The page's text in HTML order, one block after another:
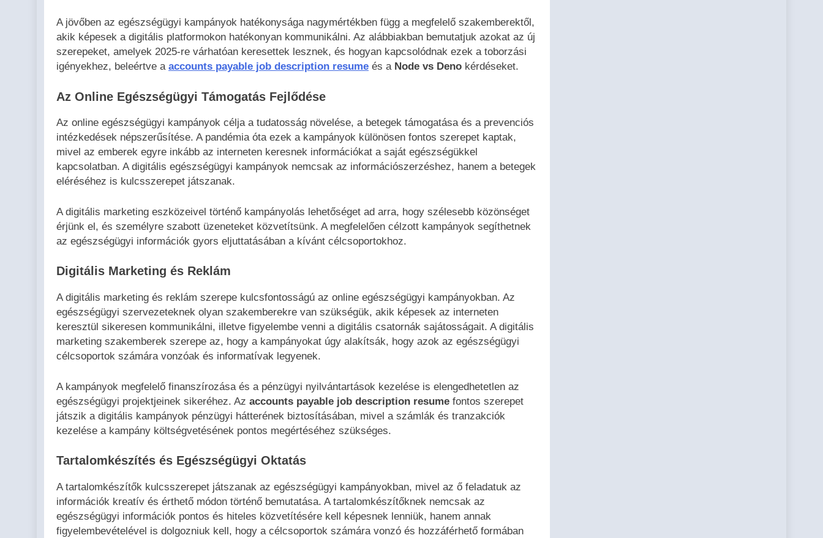
A jövőben az egészségügyi kampányok hatékonysága nagymértékben függ a megfelelő szakemberektől,
akik képesek a digitális platformokon hatékonyan kommunikálni. Az alábbiakban bemutatjuk azokat az új
szerepeket, amelyek 2025-re várhatóan keresettek lesznek, és hogyan kapcsolódnak ezek a toborzási
igényekhez, beleértve a accounts payable job description resume és a Node vs Deno kérdéseket.
Az Online Egészségügyi Támogatás Fejlődése
Az online egészségügyi kampányok célja a tudatosság növelése, a betegek támogatása és a prevenciós
intézkedések népszerűsítése. A pandémia óta ezek a kampányok különösen fontos szerepet kaptak,
mivel az emberek egyre inkább az interneten keresnek információkat a saját egészségükkel
kapcsolatban. A digitális egészségügyi kampányok nemcsak az információszerzéshez, hanem a betegek
eléréséhez is kulcsszerepet játszanak.
A digitális marketing eszközeivel történő kampányolás lehetőséget ad arra, hogy szélesebb közönséget
érjünk el, és személyre szabott üzeneteket közvetítsünk. A megfelelően célzott kampányok segíthetnek
az egészségügyi információk gyors eljuttatásában a kívánt célcsoportokhoz.
Digitális Marketing és Reklám
A digitális marketing és reklám szerepe kulcsfontosságú az online egészségügyi kampányokban. Az
egészségügyi szervezeteknek olyan szakemberekre van szükségük, akik képesek az interneten
keresztül sikeresen kommunikálni, illetve figyelembe venni a digitális csatornák sajátosságait. A digitális
marketing szakemberek szerepe az, hogy a kampányokat úgy alakítsák, hogy azok az egészségügyi
célcsoportok számára vonzóak és informatívak legyenek.
A kampányok megfelelő finanszírozása és a pénzügyi nyilvántartások kezelése is elengedhetetlen az
egészségügyi projektjeinek sikeréhez. Az accounts payable job description resume fontos szerepet
játszik a digitális kampányok pénzügyi hátterének biztosításában, mivel a számlák és tranzakciók
kezelése a kampány költségvetésének pontos megértéséhez szükséges.
Tartalomkészítés és Egészségügyi Oktatás
A tartalomkészítők kulcsszerepet játszanak az egészségügyi kampányokban, mivel az ő feladatuk az
információk kreatív és érthető módon történő bemutatása. A tartalomkészítőknek nemcsak az
egészségügyi információk pontos és hiteles közvetítésére kell képesnek lenniük, hanem annak
figyelembevételével is dolgozniuk kell, hogy a célcsoportok számára vonzó és hozzáférhető formában